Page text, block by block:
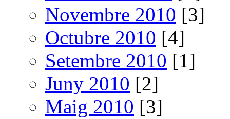
Novembre 2010 [3]
Octubre 2010 [4]
Setembre 2010 [1]
Juny 2010 [2]
Maig 2010 [3]